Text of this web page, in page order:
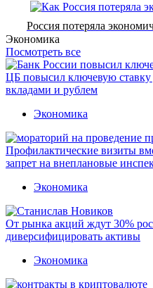
Россия потеряла
Экономика
Посмотреть все
ЦБ повысил ключевую ставку
вкладами и рублем
Экономика
Профилактические визиты
запрет на внеплановые
Экономика
От рынка акций ждут 30%
диверсифицировать активы
Экономика